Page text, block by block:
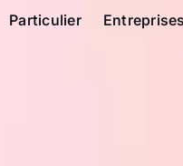
Particulier Entreprises